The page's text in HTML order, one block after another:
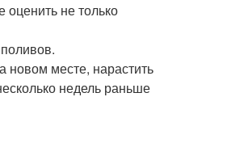
не только
новом месте, нарастить
недель раньше